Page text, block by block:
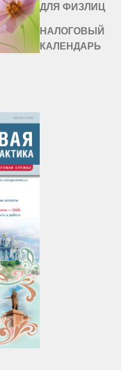
ДЛЯ ФИЗЛИЦ
НАЛОГОВЫЙ
КАЛЕНДАРЬ